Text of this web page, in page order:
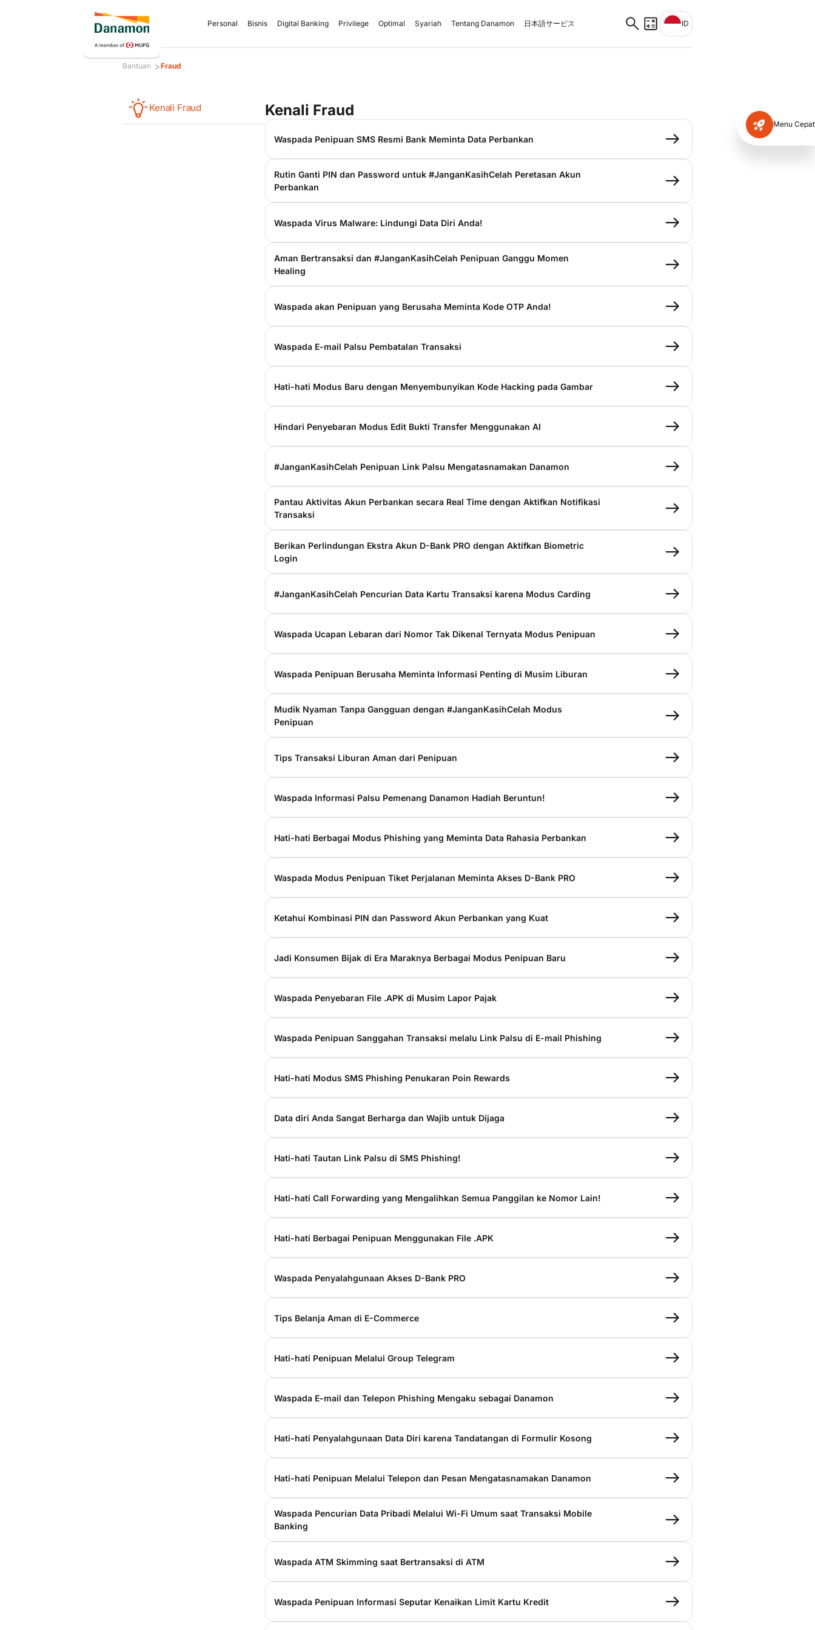
Personal Bisnis Digital Banking Privilege Optimal Syariah Tentang Danamon 日本語サービス ID
Bantuan >Fraud
Menu Cepat
Kenali Fraud Kenali Fraud
Waspada Penipuan SMS Resmi Bank Meminta Data Perbankan
Rutin Ganti PIN dan Password untuk #JanganKasihCelah Peretasan Akun
Perbankan
Waspada Virus Malware: Lindungi Data Diri Anda!
Aman Bertransaksi dan #JanganKasihCelah Penipuan Ganggu Momen
Healing
Waspada akan Penipuan yang Berusaha Meminta Kode OTP Anda!
Waspada E-mail Palsu Pembatalan Transaksi
Hati-hati Modus Baru dengan Menyembunyikan Kode Hacking pada Gambar
Hindari Penyebaran Modus Edit Bukti Transfer Menggunakan AI
#JanganKasihCelah Penipuan Link Palsu Mengatasnamakan Danamon
Pantau Aktivitas Akun Perbankan secara Real Time dengan Aktifkan Notifikasi
Transaksi
Berikan Perlindungan Ekstra Akun D-Bank PRO dengan Aktifkan Biometric
Login
#JanganKasihCelah Pencurian Data Kartu Transaksi karena Modus Carding
Waspada Ucapan Lebaran dari Nomor Tak Dikenal Ternyata Modus Penipuan
Waspada Penipuan Berusaha Meminta Informasi Penting di Musim Liburan
Mudik Nyaman Tanpa Gangguan dengan #JanganKasihCelah Modus
Penipuan
Tips Transaksi Liburan Aman dari Penipuan
Waspada Informasi Palsu Pemenang Danamon Hadiah Beruntun!
Hati-hati Berbagai Modus Phishing yang Meminta Data Rahasia Perbankan
Waspada Modus Penipuan Tiket Perjalanan Meminta Akses D-Bank PRO
Ketahui Kombinasi PIN dan Password Akun Perbankan yang Kuat
Jadi Konsumen Bijak di Era Maraknya Berbagai Modus Penipuan Baru
Waspada Penyebaran File .APK di Musim Lapor Pajak
Waspada Penipuan Sanggahan Transaksi melalu Link Palsu di E-mail Phishing
Hati-hati Modus SMS Phishing Penukaran Poin Rewards
Data diri Anda Sangat Berharga dan Wajib untuk Dijaga
Hati-hati Tautan Link Palsu di SMS Phishing!
Hati-hati Call Forwarding yang Mengalihkan Semua Panggilan ke Nomor Lain!
Hati-hati Berbagai Penipuan Menggunakan File .APK
Waspada Penyalahgunaan Akses D-Bank PRO
Tips Belanja Aman di E-Commerce
Hati-hati Penipuan Melalui Group Telegram
Waspada E-mail dan Telepon Phishing Mengaku sebagai Danamon
Hati-hati Penyalahgunaan Data Diri karena Tandatangan di Formulir Kosong
Hati-hati Penipuan Melalui Telepon dan Pesan Mengatasnamakan Danamon
Waspada Pencurian Data Pribadi Melalui Wi-Fi Umum saat Transaksi Mobile
Banking
Waspada ATM Skimming saat Bertransaksi di ATM
Waspada Penipuan Informasi Seputar Kenaikan Limit Kartu Kredit